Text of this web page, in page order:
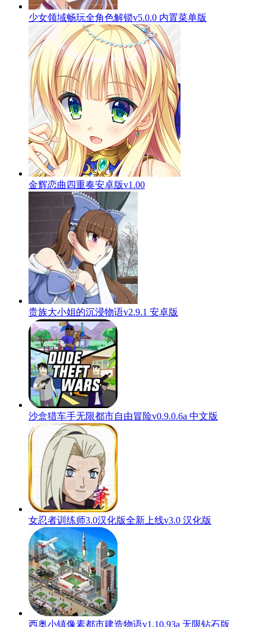
少女领域畅玩全角色解锁v5.0.0 内置菜单版
金辉恋曲四重奏安卓版v1.00
贵族大小姐的沉浸物语v2.9.1 安卓版
沙盒猎车手无限都市自由冒险v0.9.0.6a 中文版
女忍者训练师3.0汉化版全新上线v3.0 汉化版
西奥小镇像素都市建造物语v1.10.93a 无限钻石版